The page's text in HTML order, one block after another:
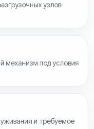
узлов
механизм под условия
и требуемое